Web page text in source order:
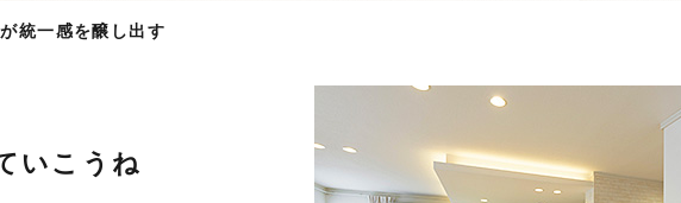
統一感を醸し出す
いこうね